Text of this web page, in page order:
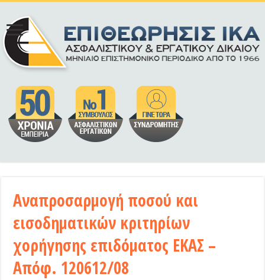
Αναπροσαρμογή ποσού και
εισοδηματικών κριτηρίων
χορήγησης επιδόματος ΕΚΑΣ –
Απόφ. 120612/08